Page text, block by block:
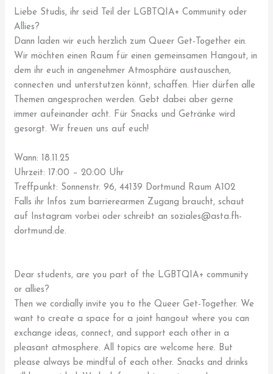
Liebe Studis, ihr seid Teil der LGBTQIA+ Community oder
Allies?
Dann laden wir euch herzlich zum Queer Get-Together ein.
Wir möchten einen Raum für einen gemeinsamen Hangout, in
dem ihr euch in angenehmer Atmosphäre austauschen,
connecten und unterstutzen könnt, schaffen. Hier dürfen alle
Themen angesprochen werden. Gebt dabei aber gerne
immer aufeinander acht. Für Snacks und Getränke wird
gesorgt. Wir freuen uns auf euch!
Wann: 18.11.25
Uhrzeit: 17:00 – 20:00 Uhr
Treffpunkt: Sonnenstr. 96, 44139 Dortmund Raum A102
Falls ihr Infos zum barrierearmen Zugang braucht, schaut
auf Instagram vorbei oder schreibt an soziales@asta.fh-
dortmund.de.
Dear students, are you part of the LGBTQIA+ community
or allies?
Then we cordially invite you to the Queer Get-Together. We
want to create a space for a joint hangout where you can
exchange ideas, connect, and support each other in a
pleasant atmosphere. All topics are welcome here. But
please always be mindful of each other. Snacks and drinks